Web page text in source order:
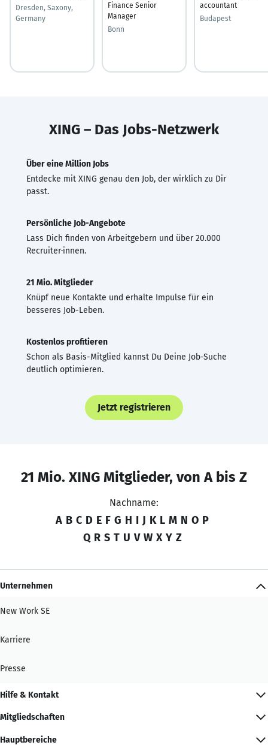
Dresden, Saxony,
Germany
Finance Senior
Manager
Bonn
accountant
Budapest
XING – Das Jobs-Netzwerk
Über eine Million Jobs
Entdecke mit XING genau den Job, der wirklich zu Dir
passt.
Persönliche Job-Angebote
Lass Dich finden von Arbeitgebern und über 20.000
Recruiter·innen.
21 Mio. Mitglieder
Knüpf neue Kontakte und erhalte Impulse für ein
besseres Job-Leben.
Kostenlos profitieren
Schon als Basis-Mitglied kannst Du Deine Job-Suche
deutlich optimieren.
Jetzt registrieren
21 Mio. XING Mitglieder, von A bis Z
Nachname:
A B C D E F G H I J K L M N O P
Q R S T U V W X Y Z
Unternehmen
New Work SE
Karriere
Presse
Hilfe & Kontakt
Mitgliedschaften
Hauptbereiche